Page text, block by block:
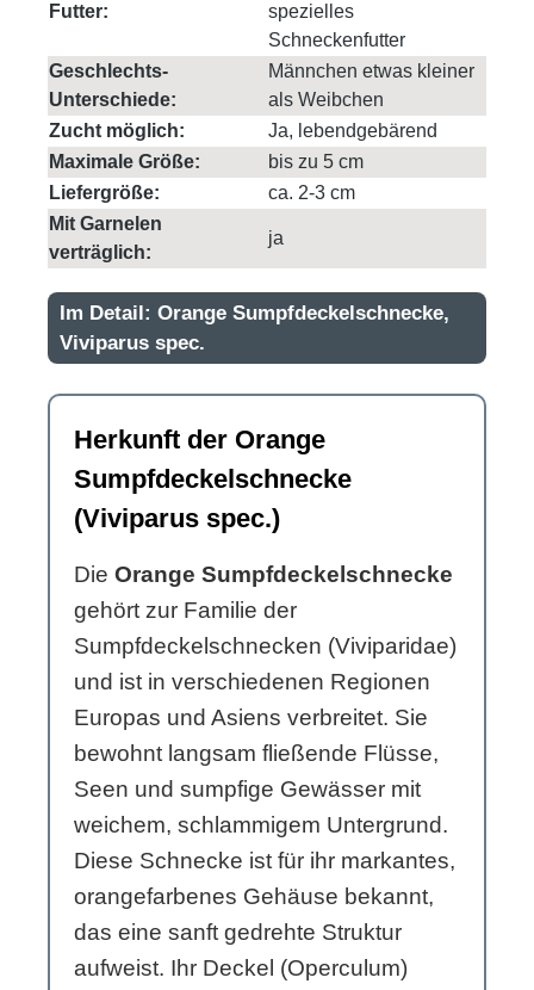
Futter:
spezielles
Schneckenfutter
Geschlechts-
Unterschiede:
Männchen etwas kleiner
als Weibchen
Zucht möglich:
Ja, lebendgebärend
Maximale Größe:
bis zu 5 cm
Liefergröße:
ca. 2-3 cm
Mit Garnelen
verträglich:
ja
Im Detail: Orange Sumpfdeckelschnecke,
Viviparus spec.
Herkunft der Orange
Sumpfdeckelschnecke
(Viviparus spec.)
Die Orange Sumpfdeckelschnecke
gehört zur Familie der
Sumpfdeckelschnecken (Viviparidae)
und ist in verschiedenen Regionen
Europas und Asiens verbreitet. Sie
bewohnt langsam fließende Flüsse,
Seen und sumpfige Gewässer mit
weichem, schlammigem Untergrund.
Diese Schnecke ist für ihr markantes,
orangefarbenes Gehäuse bekannt,
das eine sanft gedrehte Struktur
aufweist. Ihr Deckel (Operculum)